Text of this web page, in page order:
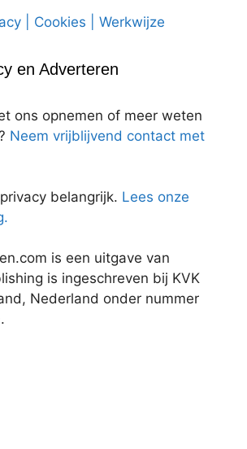
| Cookies | Werkwijze
en Adverteren
ons opnemen of meer weten
Neem vrijblijvend contact met
belangrijk. Lees onze
is een uitgave van
is ingeschreven bij KVK
Nederland onder nummer